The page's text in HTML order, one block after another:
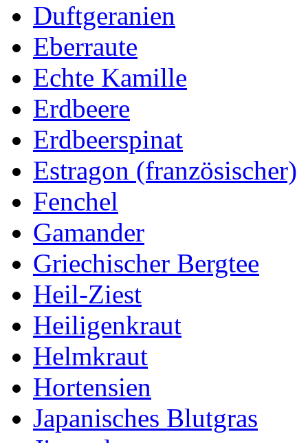
Duftgeranien
Eberraute
Echte Kamille
Erdbeere
Erdbeerspinat
Estragon (französischer)
Fenchel
Gamander
Griechischer Bergtee
Heil-Ziest
Heiligenkraut
Helmkraut
Hortensien
Japanisches Blutgras